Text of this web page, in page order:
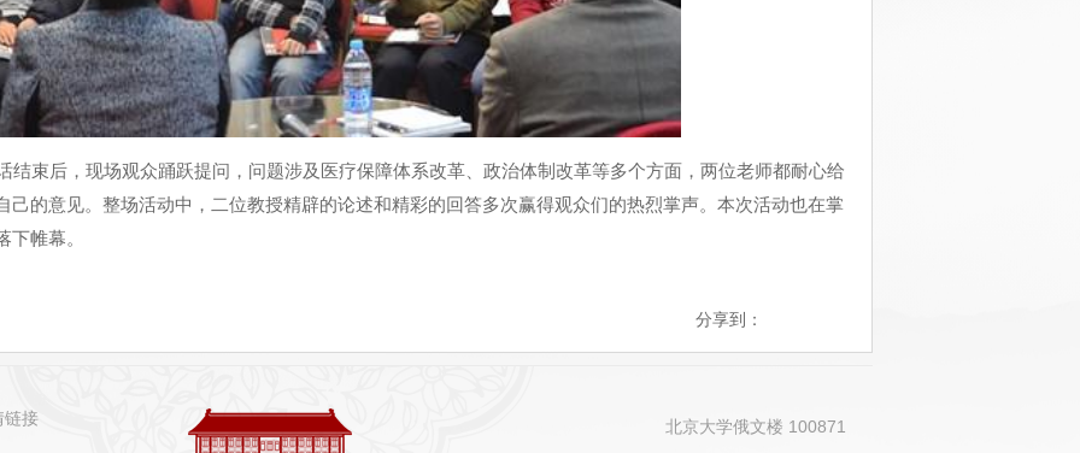
束后，现场观众踊跃提问，问题涉及医疗保障体系改革、政治体制改革等多个方面，两位老师都耐心给
己的意见。整场活动中，二位教授精辟的论述和精彩的回答多次赢得观众们的热烈掌声。本次活动也在掌
下帷幕。
分享到：
链接
北京大学俄文楼 100871